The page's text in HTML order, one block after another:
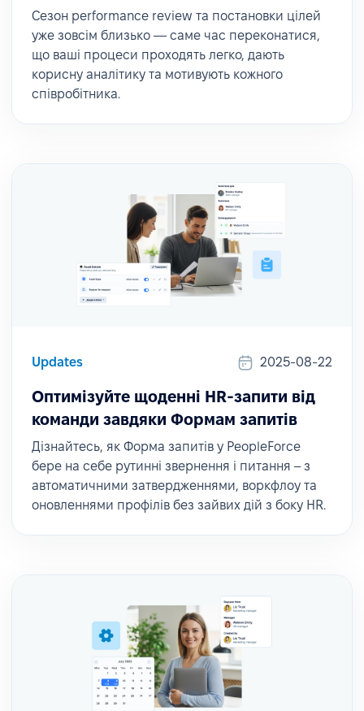
Сезон performance review та постановки цілей
уже зовсім близько — саме час переконатися,
що ваші процеси проходять легко, дають
корисну аналітику та мотивують кожного
співробітника.
Updates 2025-08-22
Оптимізуйте щоденні HR-запити від
команди завдяки Формам запитів
Дізнайтесь, як Форма запитів у PeopleForce
бере на себе рутинні звернення і питання – з
автоматичними затвердженнями, воркфлоу та
оновленнями профілів без зайвих дій з боку HR.